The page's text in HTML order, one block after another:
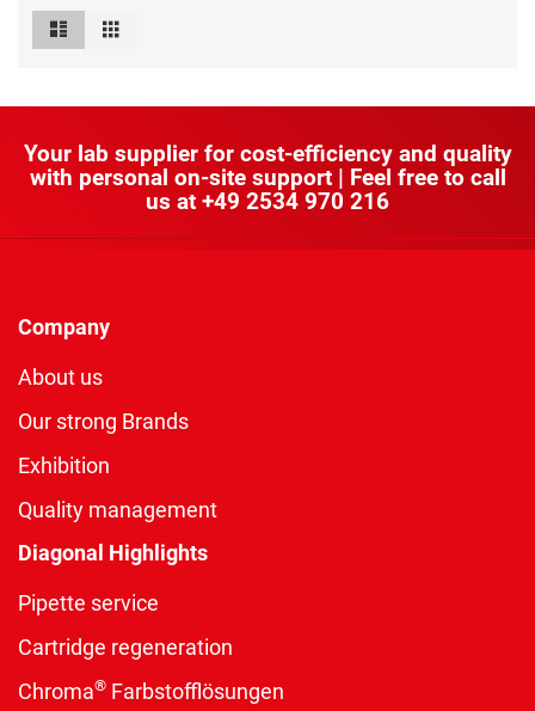
View
Your lab supplier for cost-efficiency and quality
with personal on-site support | Feel free to call
us at +49 2534 970 216
Company
About us
Our strong Brands
Exhibition
Quality management
Diagonal Highlights
Pipette service
Cartridge regeneration
Chroma® Farbstofflösungen